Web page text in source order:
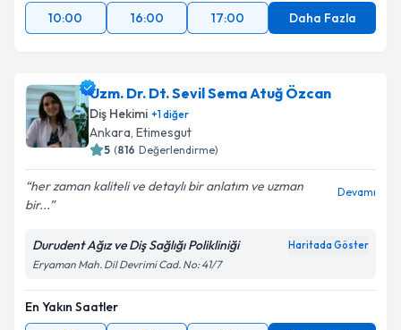
10:00 16:00 17:00 Daha Fazla
Uzm. Dr. Dt. Sevil Sema Atuğ Özcan
Diş Hekimi +1diğer
Ankara, Etimesgut
5 (816 Değerlendirme)
her zaman kaliteli ve detaylı bir anlatım ve uzman
bir...
Devamı
Durudent Ağız ve Diş Sağlığı Polikliniği Haritada Göster
Eryaman Mah. Dil Devrimi Cad. No: 41/7
En Yakın Saatler